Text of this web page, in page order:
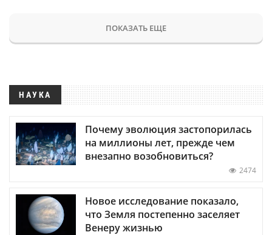
ПОКАЗАТЬ ЕЩЕ
НАУКА
Почему эволюция застопорилась
на миллионы лет, прежде чем
внезапно возобновиться?
2474
Новое исследование показало,
что Земля постепенно заселяет
Венеру жизнью